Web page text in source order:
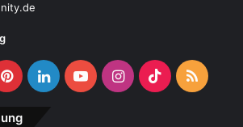
PinterestLinkedInYouTubeInstagram
TikTokRSS